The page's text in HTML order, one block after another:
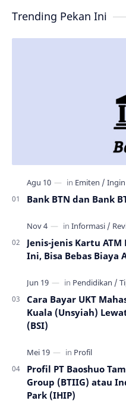
Trending Pekan Ini
Bank BTN dan Bank
Jenis-jenis Kartu
Ini, Bisa Bebas Biaya
Cara Bayar UKT
Kuala (Unsyiah)
(BSI)
Profil PT Baoshuo
Group (BTIIG) atau
Park (IHIP)